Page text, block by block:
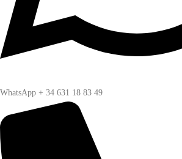
WhatsApp + 34 631 18 83 49